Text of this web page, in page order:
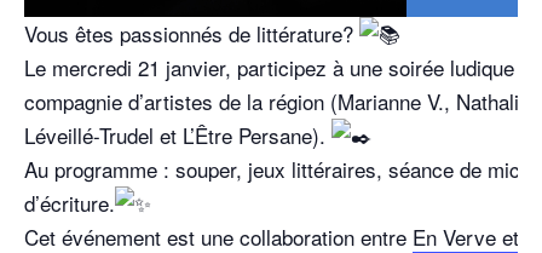
Vous êtes passionnés de littérature?
Le mercredi 21 janvier, participez à une soirée ludique
compagnie d’artistes de la région (Marianne V.,
Léveillé-Trudel et L’Être Persane).
Au programme : souper, jeux littéraires, séance de
d’écriture.
Cet événement est une collaboration entre En Verve et